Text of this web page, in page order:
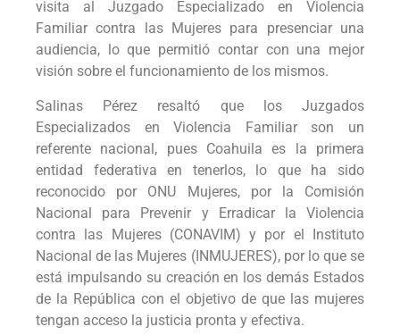
visita al Juzgado Especializado en Violencia
Familiar contra las Mujeres para presenciar una
audiencia, lo que permitió contar con una mejor
visión sobre el funcionamiento de los mismos.
Salinas Pérez resaltó que los Juzgados
Especializados en Violencia Familiar son un
referente nacional, pues Coahuila es la primera
entidad federativa en tenerlos, lo que ha sido
reconocido por ONU Mujeres, por la Comisión
Nacional para Prevenir y Erradicar la Violencia
contra las Mujeres (CONAVIM) y por el Instituto
Nacional de las Mujeres (INMUJERES), por lo que se
está impulsando su creación en los demás Estados
de la República con el objetivo de que las mujeres
tengan acceso la justicia pronta y efectiva.